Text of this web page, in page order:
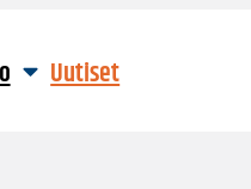
Uutiset